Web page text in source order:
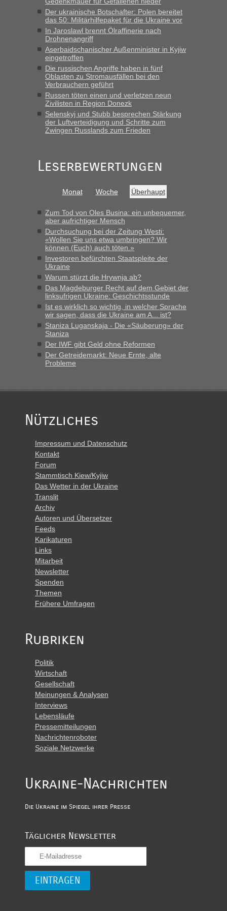
schnellsten?
„Bin am Montag 15.6.26 um 8 Uhr in Urgyniw ausgereist,
das erste Mal an einem Montagmorgen ca. 15 Fahrzeuge
vor mir, bin sonst der Erste oder Zweite, egal, nach ca 20
Minuten wurde dann die nächste Welle...“
Berichte und Reisetipps • Re: An welchem
Grenzübergang zwischen Polen und der Ukraine geht es am
schnellsten?
„Derzeit, ist es überall sehr voll an den Grenzen Ukraine/
Polen. Zb. Krakovets 100 PKW ca. 10 h Wartezeit. Wollen
Montag rüber, versuchen es sehr früh.“
Der ukrainische Botschafter: Polen bereitet
das 50: Militärhilfepaket für die Ukraine vor
In Jaroslawl brennt Ölraffinerie nach
Drohnenangriff
Aserbaidschanischer Außenminister in Kyjiw
eingetroffen
Die russischen Angriffe haben in fünf
Oblasten zu Stromausfällen bei den
Verbrauchern geführt
Russen töten einen und verletzen neun
Zivilisten in Region Donezk
Selenskyj und Stubb besprechen Stärkung
der Luftverteidigung und Schritte zum
Zwingen Russlands zum Frieden
Leserbewertungen
Monat Woche Überhaupt
Zum Tod von Oles Busina: ein unbequemer,
aber aufrichtiger Mensch
Durchsuchung bei der Zeitung Westi:
«Wollen Sie uns etwa umbringen? Wir
können (Euch) auch töten.»
Investoren befürchten Staatspleite der
Ukraine
Warum stürzt die Hrywnja ab?
Das Magdeburger Recht auf dem Gebiet der
linksufrigen Ukraine: Geschichtsstunde
Ist es wirklich so wichtig, in welcher Sprache
wir sagen, dass die Ukraine am A... ist?
Staniza Luganskaja - Die «Säuberung» der
Staniza
Der IWF gibt Geld ohne Reformen
Der Getreidemarkt: Neue Ernte, alte
Probleme
Nützliches
Impressum und Datenschutz
Kontakt
Forum
Stammtisch Kiew/Kyjiw
Das Wetter in der Ukraine
Translit
Archiv
Autoren und Übersetzer
Feeds
Karikaturen
Links
Mitarbeit
Newsletter
Spenden
Themen
Frühere Umfragen
Rubriken
Politik
Wirtschaft
Gesellschaft
Meinungen & Analysen
Interviews
Lebensläufe
Pressemitteilungen
Nachrichtenroboter
Soziale Netzwerke
Ukraine-Nachrichten
Die Ukraine im Spiegel ihrer Presse
Täglicher Newsletter